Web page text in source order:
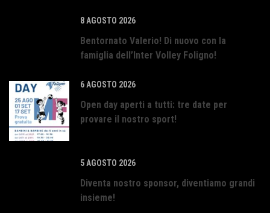
8 AGOSTO 2026
Bentornato Valerio! Di nuovo con la
famiglia dell’Inter Volley Foligno!
6 AGOSTO 2026
Open day aperti a tutti: tre date per
provare il nostro sport!
5 AGOSTO 2026
Diventa nostro sponsor, diventiamo grandi
insieme!